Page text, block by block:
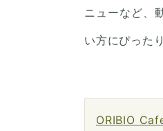
ニューなど、
い方にぴった
ORIBIO